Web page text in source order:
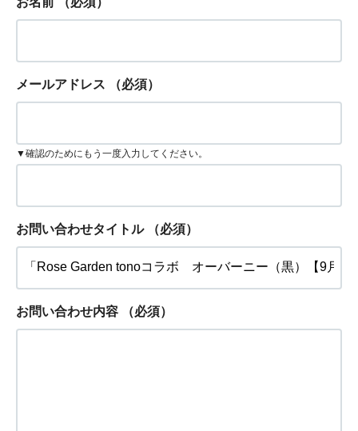
メールアドレス （必須）
▼確認のためにもう一度入力してください。
お問い合わせタイトル （必須）
お問い合わせ内容 （必須）